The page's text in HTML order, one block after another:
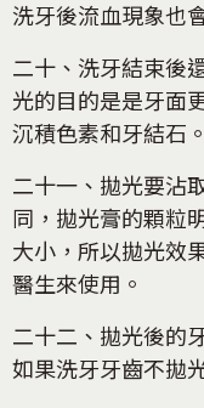
洗牙後流血現象也
二十、洗牙結束後
光的目的是是牙面
沉積色素和牙結石。
二十一、拋光要沾
同，拋光膏的顆粒
大小，所以拋光效
醫生來使用。
二十二、拋光後的
如果洗牙牙齒不拋